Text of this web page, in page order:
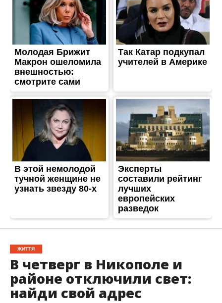
ЖИТТЯ
В четверг в Никополе и
районе отключили свет:
найди свой адрес